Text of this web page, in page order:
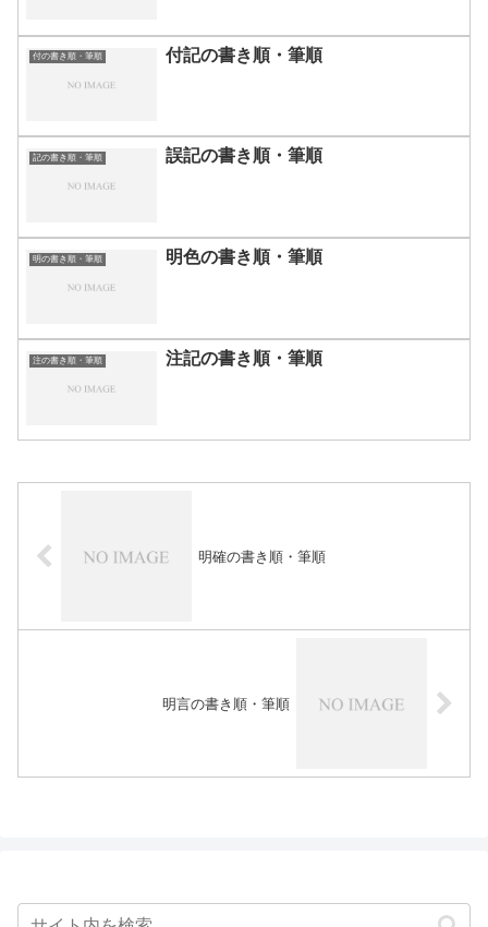
付の書き順・筆順 付記の書き順・筆順
記の書き順・筆順 誤記の書き順・筆順
明の書き順・筆順 明色の書き順・筆順
注の書き順・筆順 注記の書き順・筆順
明確の書き順・筆順
明言の書き順・筆順